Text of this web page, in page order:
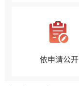
依申请公开